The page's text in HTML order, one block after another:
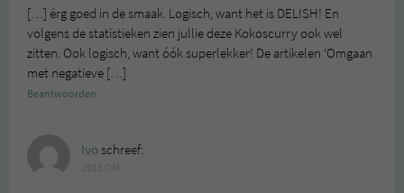
[…] érg goed in de smaak. Logisch, want het is DELISH! En
volgens de statistieken zien jullie deze Kokoscurry ook wel
zitten. Ook logisch, want óók superlekker! De artikelen ‘Omgaan
met negatieve […]
Beantwoorden
Ivoschreef: